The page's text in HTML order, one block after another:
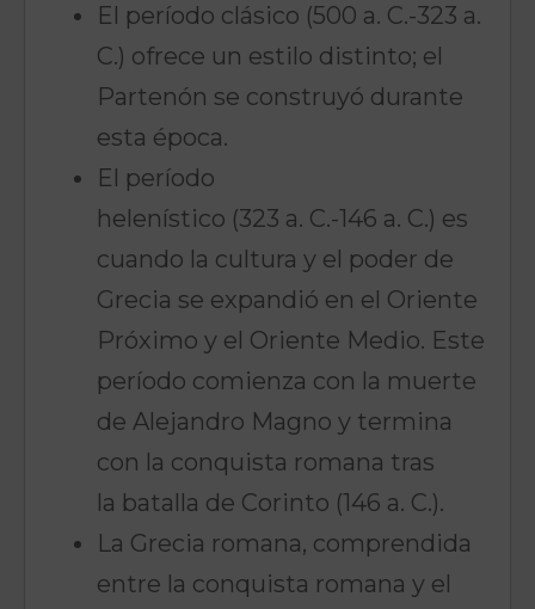
El período clásico (500 a. C.-323 a.
C.) ofrece un estilo distinto; el
Partenón se construyó durante
esta época.
El período
helenístico (323 a. C.-146 a. C.) es
cuando la cultura y el poder de
Grecia se expandió en el Oriente
Próximo y el Oriente Medio. Este
período comienza con la muerte
de Alejandro Magno y termina
con la conquista romana tras
la batalla de Corinto (146 a. C.).
La Grecia romana, comprendida
entre la conquista romana y el